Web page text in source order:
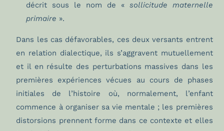
décrit sous le nom de « sollicitude maternelle
primaire ».
Dans les cas défavorables, ces deux versants entrent
en relation dialectique, ils s’aggravent mutuellement
et il en résulte des perturbations massives dans les
premières expériences vécues au cours de phases
initiales de l’histoire où, normalement, l’enfant
commence à organiser sa vie mentale ; les premières
distorsions prennent forme dans ce contexte et elles